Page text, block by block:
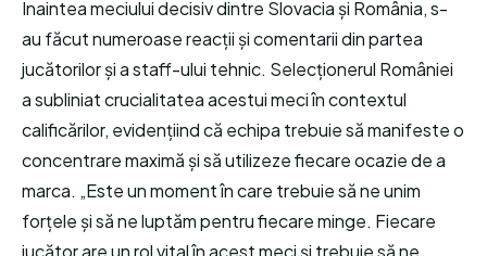
Înaintea meciului decisiv dintre Slovacia și România, s-
au făcut numeroase reacții și comentarii din partea
jucătorilor și a staff-ului tehnic. Selecționerul României
a subliniat crucialitatea acestui meci în contextul
calificărilor, evidențiind că echipa trebuie să manifeste o
concentrare maximă și să utilizeze fiecare ocazie de a
marca. „Este un moment în care trebuie să ne unim
forțele și să ne luptăm pentru fiecare minge. Fiecare
jucător are un rol vital în acest meci și trebuie să ne